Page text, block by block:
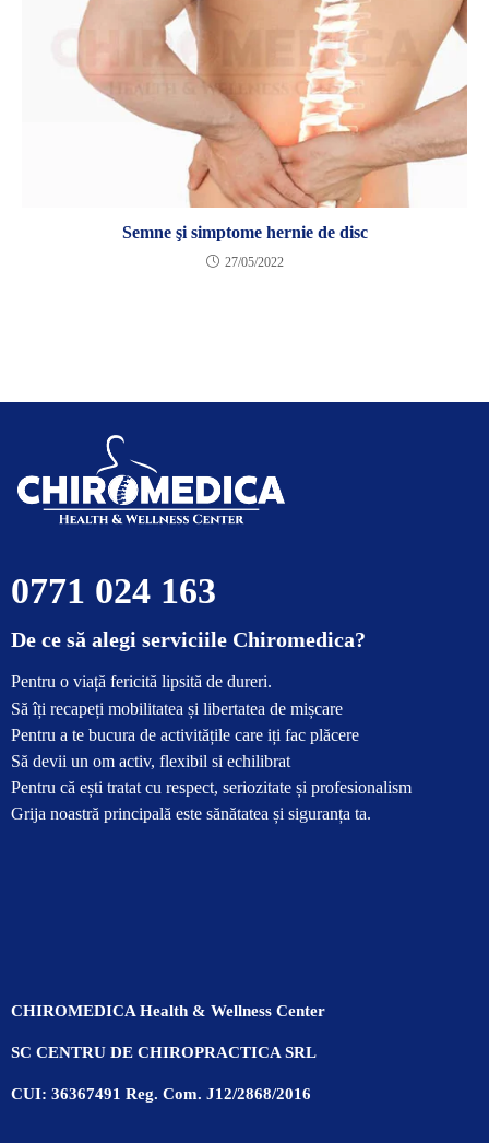
Semne şi simptome hernie de disc
27/05/2022
0771 024 163
De ce să alegi serviciile Chiromedica?
Pentru o viață fericită lipsită de dureri.
Să îți recapeți mobilitatea și libertatea de mișcare
Pentru a te bucura de activitățile care iți fac plăcere
Să devii un om activ, flexibil si echilibrat
Pentru că ești tratat cu respect, seriozitate și profesionalism
Grija noastră principală este sănătatea și siguranța ta.
CHIROMEDICA Health & Wellness Center
SC CENTRU DE CHIROPRACTICA SRL
CUI: 36367491 Reg. Com. J12/2868/2016